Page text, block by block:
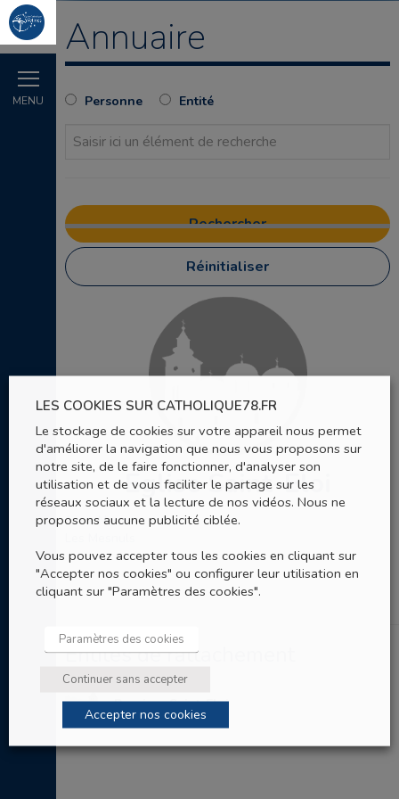
MENU
Annuaire
Personne Entité
Réinitialiser
Eglise Saint-Eloi
1 rue Neuve
Entités de rattachement
Paroisse Saint-Eloi
LES COOKIES SUR CATHOLIQUE78.FR
Le stockage de cookies sur votre appareil nous permet
d'améliorer la navigation que nous vous proposons sur
notre site, de le faire fonctionner, d'analyser son
utilisation et de vous faciliter le partage sur les
réseaux sociaux et la lecture de nos vidéos. Nous ne
proposons aucune publicité ciblée.
Vous pouvez accepter tous les cookies en cliquant sur
"Accepter nos cookies" ou configurer leur utilisation en
cliquant sur "Paramètres des cookies".
Paramètres des cookies
Continuer sans accepter
Accepter nos cookies